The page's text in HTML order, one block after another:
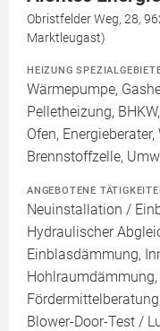
Obristfelder Weg, 28,
Marktleugast)
HEIZUNG
Wärmepumpe,
Pelletheizung,
Ofen,
Brennstoffzelle,
ANGEBOTENE
Neuinstallation /
Hydraulischer
Einblasdämmung,
Blower-Door-Test /